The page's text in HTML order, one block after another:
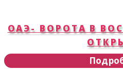
ОАЭ- ВОРОТА В